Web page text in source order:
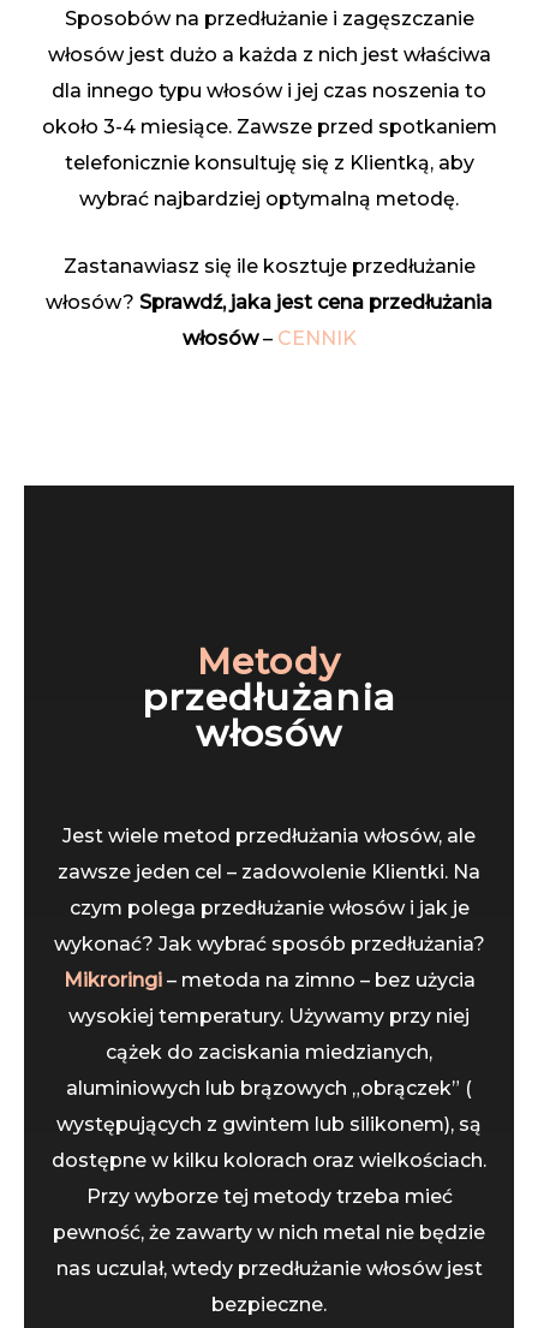
Sposobów na przedłużanie i zagęszczanie
włosów jest dużo a każda z nich jest właściwa
dla innego typu włosów i jej czas noszenia to
około 3-4 miesiące. Zawsze przed spotkaniem
telefonicznie konsultuję się z Klientką, aby
wybrać najbardziej optymalną metodę.
Zastanawiasz się ile kosztuje przedłużanie
włosów? Sprawdź, jaka jest cena przedłużania
włosów– CENNIK
Metody
przedłużania
włosów
Jest wiele metod przedłużania włosów, ale
zawsze jeden cel – zadowolenie Klientki. Na
czym polega przedłużanie włosów i jak je
wykonać? Jak wybrać sposób przedłużania?
Mikroringi– metoda na zimno – bez użycia
wysokiej temperatury. Używamy przy niej
cążek do zaciskania miedzianych,
aluminiowych lub brązowych „obrączek” (
występujących z gwintem lub silikonem), są
dostępne w kilku kolorach oraz wielkościach.
Przy wyborze tej metody trzeba mieć
pewność, że zawarty w nich metal nie będzie
nas uczulał, wtedy przedłużanie włosów jest
bezpieczne.